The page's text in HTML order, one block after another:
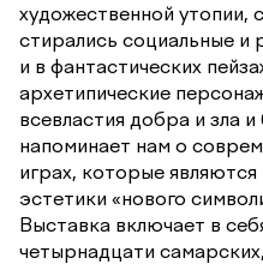
художественной утопии,
стирались социальные и
и в фантастических
архетипические
всевластия добра и зла
напоминает нам о
играх, которые
эстетики «нового
Выставка включает в
четырнадцати